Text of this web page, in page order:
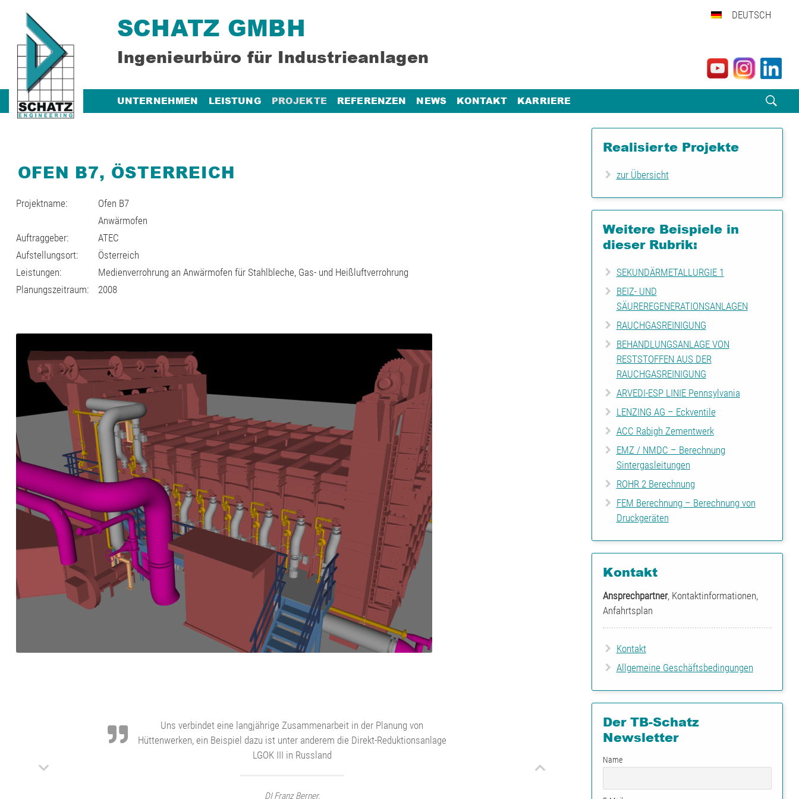
DEUTSCH
SCHATZ GMBH
Ingenieurbüro für Industrieanlagen
UNTERNEHMEN LEISTUNG PROJEKTE REFERENZEN NEWS KONTAKT KARRIERE
OFEN B7, ÖSTERREICH
Projektname:
Ofen B7
Anwärmofen
Auftraggeber:
ATEC
Aufstellungsort:
Österreich
Leistungen:
Medienverrohrung an Anwärmofen für Stahlbleche, Gas- und Heißluftverrohrung
Planungszeitraum:
2008
Uns verbindet eine langjährige Zusammenarbeit in der Planung von
Hüttenwerken, ein Beispiel dazu ist unter anderem die Direkt-Reduktionsanlage
LGOK III in Russland
DI Franz Berner,
Realisierte Projekte
zur Übersicht
Weitere Beispiele in
dieser Rubrik:
SEKUNDÄRMETALLURGIE 1
BEIZ- UND
SÄUREREGENERATIONSANLAGEN
RAUCHGASREINIGUNG
BEHANDLUNGSANLAGE VON
RESTSTOFFEN AUS DER
RAUCHGASREINIGUNG
ARVEDI-ESP LINIE Pennsylvania
LENZING AG – Eckventile
ACC Rabigh Zementwerk
EMZ / NMDC – Berechnung
Sintergasleitungen
ROHR 2 Berechnung
FEM Berechnung – Berechnung von
Druckgeräten
Kontakt
Ansprechpartner, Kontaktinformationen,
Anfahrtsplan
Kontakt
Allgemeine Geschäftsbedingungen
Der TB-Schatz
Newsletter
Name